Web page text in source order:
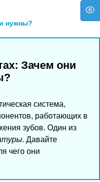
нужны?
Зачем они
система,
работающих в
зубов. Один из
. Давайте
чего они